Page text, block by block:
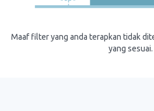
Maaf filter yang anda terapkan tidak
yang sesuai.